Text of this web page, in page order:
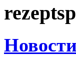
Новости